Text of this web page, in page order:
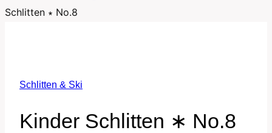
Schlitten ∗ No.8
Schlitten & Ski
Kinder Schlitten ∗ No.8